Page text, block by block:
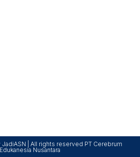
| All rights reserved PT Cerebrum
Edukanesia Nusantara